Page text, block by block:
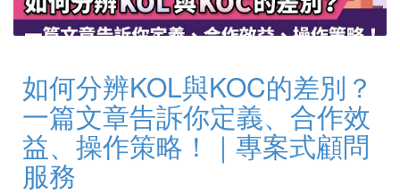
如何分辨KOL與KOC的差別？
一篇文章告訴你定義、合作效
益、操作策略！｜專案式顧問
服務